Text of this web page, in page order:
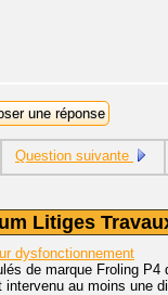
Question suivante
Litiges
dysfonctionnement
de marque Froling
au moins une